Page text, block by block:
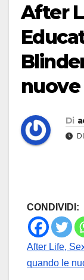
After
Di
CONDIVIDI:
After Life,
quando le